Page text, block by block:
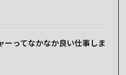
ーってなかなか良い仕事しま